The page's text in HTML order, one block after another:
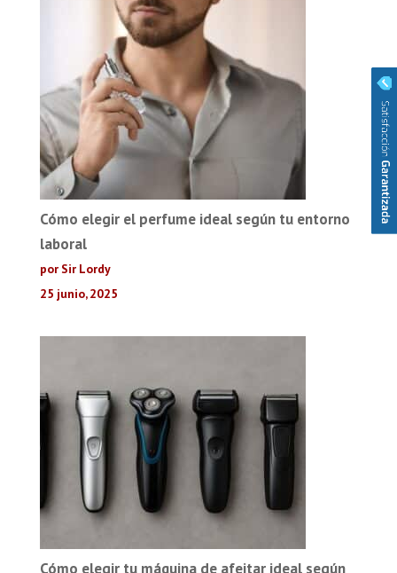
Cómo elegir el perfume ideal según tu entorno
laboral
por Sir Lordy
25 junio, 2025
Cómo elegir tu máquina de afeitar ideal según